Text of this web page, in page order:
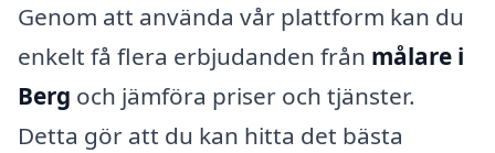
Genom att använda vår plattform kan du
enkelt få flera erbjudanden från målare i
Berg och jämföra priser och tjänster.
Detta gör att du kan hitta det bästa